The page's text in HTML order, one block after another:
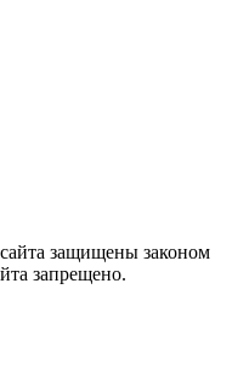
защищены законом
запрещено.